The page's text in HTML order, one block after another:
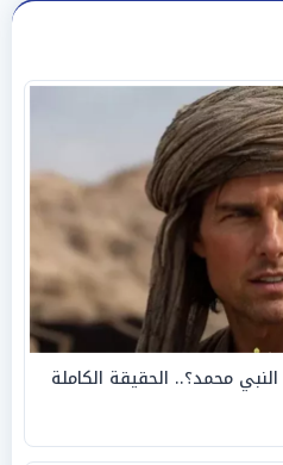
محمد؟.. الحقيقة الكاملة